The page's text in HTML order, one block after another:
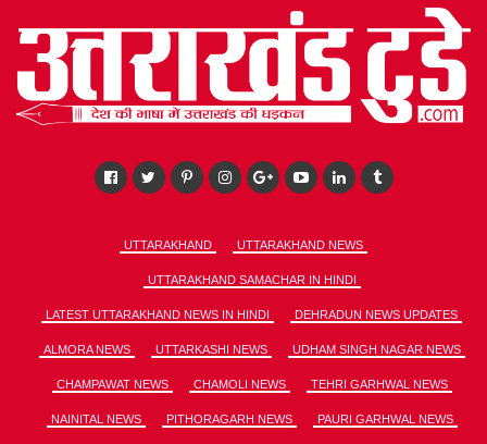
UTTARAKHAND UTTARAKHAND NEWS
UTTARAKHAND SAMACHAR IN HINDI
LATEST UTTARAKHAND NEWS IN HINDI DEHRADUN NEWS UPDATES
ALMORA NEWS UTTARKASHI NEWS UDHAM SINGH NAGAR NEWS
CHAMPAWAT NEWS CHAMOLI NEWS TEHRI GARHWAL NEWS
NAINITAL NEWS PITHORAGARH NEWS PAURI GARHWAL NEWS